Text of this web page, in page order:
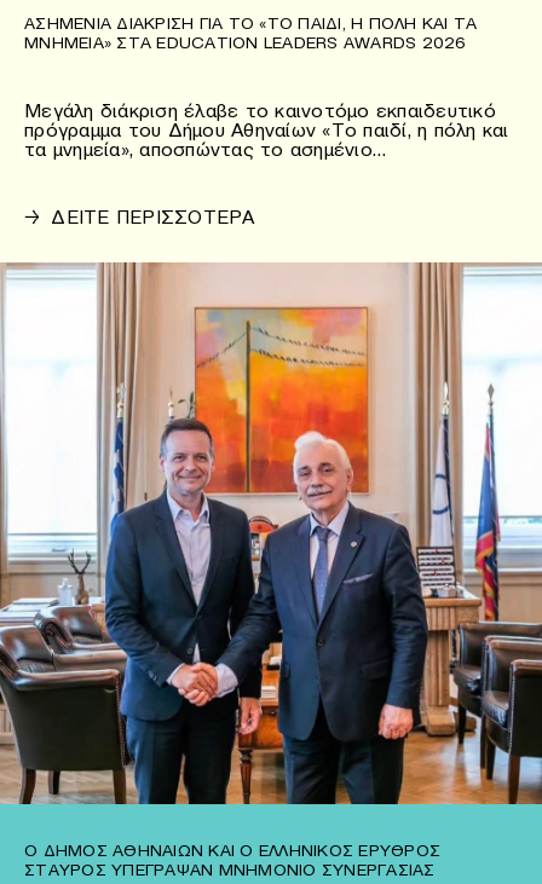
ΑΣΗΜΈΝΙΑ ΔΙΆΚΡΙΣΗ ΓΙΑ ΤΟ «ΤΟ ΠΑΙΔΊ, Η ΠΌΛΗ ΚΑΙ ΤΑ
ΜΝΗΜΕΊΑ» ΣΤΑ EDUCATION LEADERS AWARDS 2026
Μεγάλη διάκριση έλαβε το καινοτόμο εκπαιδευτικό
πρόγραμμα του Δήμου Αθηναίων «Το παιδί, η πόλη και
τα μνημεία», αποσπώντας το ασημένιο…
→ ΔΕΙΤΕ ΠΕΡΙΣΣΟΤΕΡΑ
Ο ΔΉΜΟΣ ΑΘΗΝΑΊΩΝ ΚΑΙ Ο ΕΛΛΗΝΙΚΌΣ ΕΡΥΘΡΌΣ
ΣΤΑΥΡΌΣ ΥΠΈΓΡΑΨΑΝ ΜΝΗΜΌΝΙΟ ΣΥΝΕΡΓΑΣΊΑΣ